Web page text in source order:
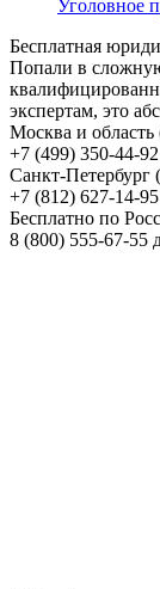
Уголовное
Бесплатная
Попали в
экспертам, это
Москва и область
+7 (499) 350-44-92
Санкт-Петербург
+7 (812) 627-14-95
Бесплатно по
8 (800) 555-67-55